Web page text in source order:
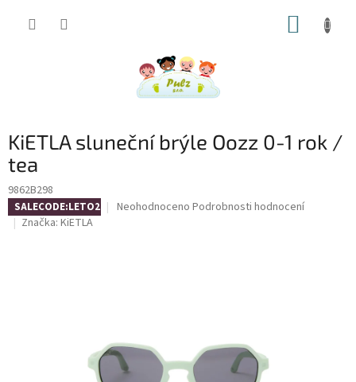
KiETLA sluneční brýle Oozz 0-1 rok /
tea
9862B298
SALECODE:LETO26:4:%Průměrné
Neohodnoceno Podrobnosti hodnocení
Značka: KiETLA